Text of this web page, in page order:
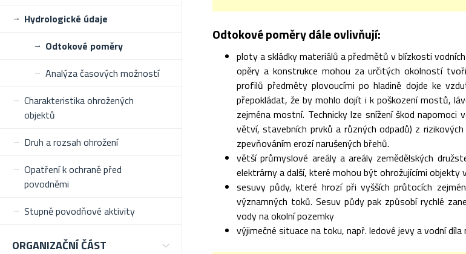
Hydrologické údaje
Odtokové poměry
Analýza časových možností
Charakteristika ohrožených
objektů
Druh a rozsah ohrožení
Opatření k ochraně před
povodněmi
Stupně povodňové aktivity
ORGANIZAČNÍ ČÁST
Odtokové poměry dále ovlivňují:
ploty a skládky materiálů a předmětů v blízkosti
opěry a konstrukce mohou za určitých okolností
profilů předměty plovoucími po hladině dojde ke
přepokládat, že by mohlo dojít i k poškození mostů,
zejména mostní. Technicky lze snížení škod
větví, stavebních prvků a různých odpadů) z
zpevňováním erozí narušených břehů.
větší průmyslové areály a areály zemědělských
elektrárny a další, které mohou být ohrožujícími objekty
sesuvy půdy, které hrozí při vyšších průtocích
významných toků. Sesuv půdy pak způsobí rychlé
vody na okolní pozemky
výjimečné situace na toku, např. ledové jevy a vodní díla